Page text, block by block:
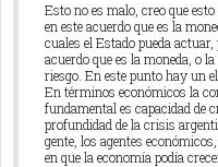
Esto no es malo, creo que
en este acuerdo que es la
cuales el Estado pueda
acuerdo que es la moneda, o
riesgo. En este punto hay un
En términos económicos la
fundamental es capacidad de
profundidad de la crisis
gente, los agentes
en que la economía podía